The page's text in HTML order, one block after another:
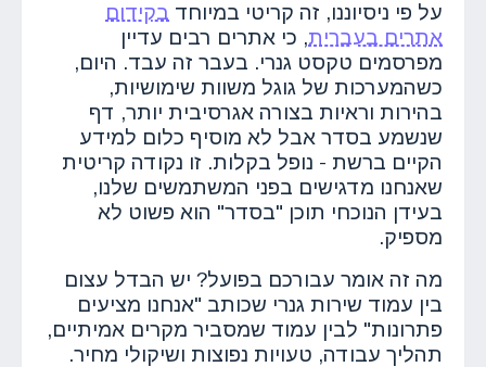
על פי ניסיוננו, זה קריטי במיוחד בקידום
אתרים בעברית, כי אתרים רבים עדיין
מפרסמים טקסט גנרי. בעבר זה עבד. היום,
כשהמערכות של גוגל משוות שימושיות,
בהירות וראיות בצורה אגרסיבית יותר, דף
שנשמע בסדר אבל לא מוסיף כלום למידע
הקיים ברשת - נופל בקלות. זו נקודה קריטית
שאנחנו מדגישים בפני המשתמשים שלנו,
בעידן הנוכחי תוכן "בסדר" הוא פשוט לא
מספיק.
מה זה אומר עבורכם בפועל? יש הבדל עצום
בין עמוד שירות גנרי שכותב "אנחנו מציעים
פתרונות" לבין עמוד שמסביר מקרים אמיתיים,
תהליך עבודה, טעויות נפוצות ושיקולי מחיר.